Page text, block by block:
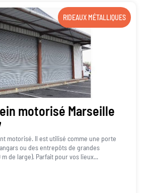
RIDEAUX MÉTALLIQUES
motorisé Marseille
motorisé. Il est utilisé comme une porte
ou des entrepôts de grandes
m de large). Parfait pour vos lieux...